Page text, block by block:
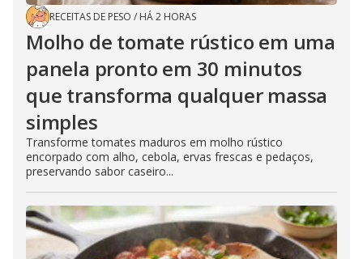
RECEITAS DE PESO / HÁ 2 HORAS
Molho de tomate rústico em uma
panela pronto em 30 minutos
que transforma qualquer massa
simples
Transforme tomates maduros em molho rústico
encorpado com alho, cebola, ervas frescas e pedaços,
preservando sabor caseiro...